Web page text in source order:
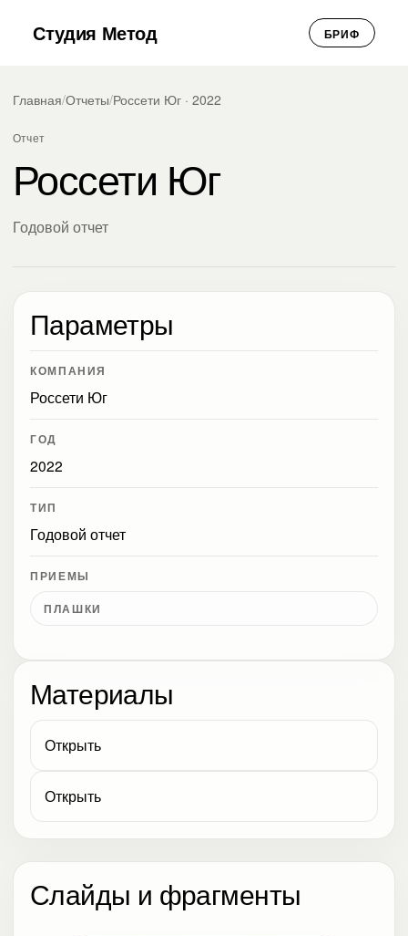
Студия Метод БРИФ
Главная/Отчеты/Россети Юг · 2022
Отчет
Россети Юг
Годовой отчет
Параметры
КОМПАНИЯ
Россети Юг
ГОД
2022
ТИП
Годовой отчет
ПРИЕМЫ
ПЛАШКИ
Материалы
Открыть
Открыть
Слайды и фрагменты